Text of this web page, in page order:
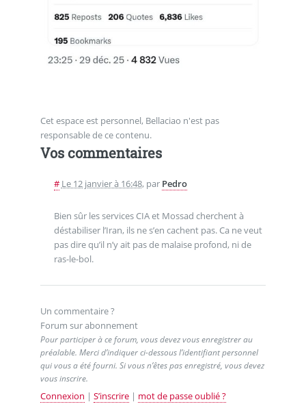
Cet espace est personnel, Bellaciao n'est pas
responsable de ce contenu.
Vos commentaires
# Le 12 janvier à 16:48, par Pedro
Bien sûr les services CIA et Mossad cherchent à
déstabiliser l’Iran, ils ne s’en cachent pas. Ca ne veut
pas dire qu’il n’y ait pas de malaise profond, ni de
ras-le-bol.
Un commentaire ?
Forum sur abonnement
Pour participer à ce forum, vous devez vous enregistrer au
préalable. Merci d’indiquer ci-dessous l’identifiant personnel
qui vous a été fourni. Si vous n’êtes pas enregistré, vous devez
vous inscrire.
Connexion | S’inscrire| mot de passe oublié ?